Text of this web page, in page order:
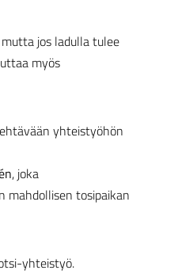
jos ladulla tulee
myös
yhteistyöhön
, joka
mahdollisen tosipaikan
yhteistyö.